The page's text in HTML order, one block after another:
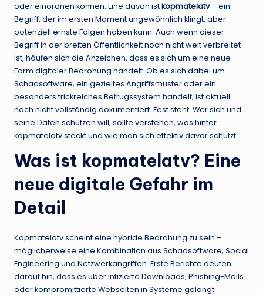
oder einordnen können. Eine davon istkopmatelatv– ein
Begriff, der im ersten Moment ungewöhnlich klingt, aber
potenziell ernste Folgen haben kann. Auch wenn dieser
Begriff in der breiten Öffentlichkeit noch nicht weit verbreitet
ist, häufen sich die Anzeichen, dass es sich um eine neue
Form digitaler Bedrohung handelt. Ob es sich dabei um
Schadsoftware, ein gezieltes Angriffsmuster oder ein
besonders trickreiches Betrugssystem handelt, ist aktuell
noch nicht vollständig dokumentiert. Fest steht: Wer sich und
seine Daten schützen will, sollte verstehen, was hinter
kopmatelatv steckt und wie man sich effektiv davor schützt.
Was ist kopmatelatv? Eine
neue digitale Gefahr im
Detail
Kopmatelatv scheint eine hybride Bedrohung zu sein –
möglicherweise eine Kombination aus Schadsoftware, Social
Engineering und Netzwerkangriffen. Erste Berichte deuten
darauf hin, dass es über infizierte Downloads, Phishing-Mails
oder kompromittierte Webseiten in Systeme gelangt.